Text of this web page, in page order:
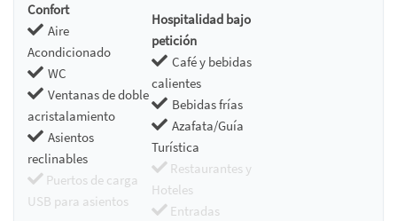
Confort
Aire
Acondicionado
WC
Ventanas de doble
acristalamiento
Asientos
reclinables
Puertos de carga
USB para asientos
Hospitalidad bajo
petición
Café y bebidas
calientes
Bebidas frías
Azafata/Guía
Turística
Restaurantes y
Hoteles
Entradas